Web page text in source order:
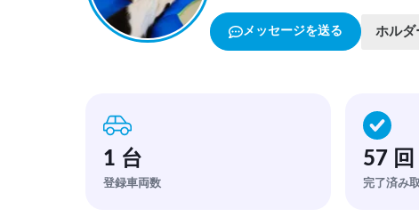
メッセージを送る ホルダ
1 台
登録車両数
57 回
完了済み取